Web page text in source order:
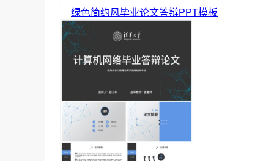
绿色简约风毕业论文答辩PPT模板